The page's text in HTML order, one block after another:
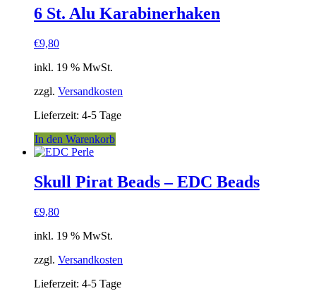
6 St. Alu Karabinerhaken
€9,80
inkl. 19 % MwSt.
zzgl. Versandkosten
Lieferzeit: 4-5 Tage
In den Warenkorb
Skull Pirat Beads – EDC Beads
€9,80
inkl. 19 % MwSt.
zzgl. Versandkosten
Lieferzeit: 4-5 Tage